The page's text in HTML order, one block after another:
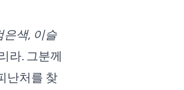
은색, 이슬
라. 그분께
난처를 찾